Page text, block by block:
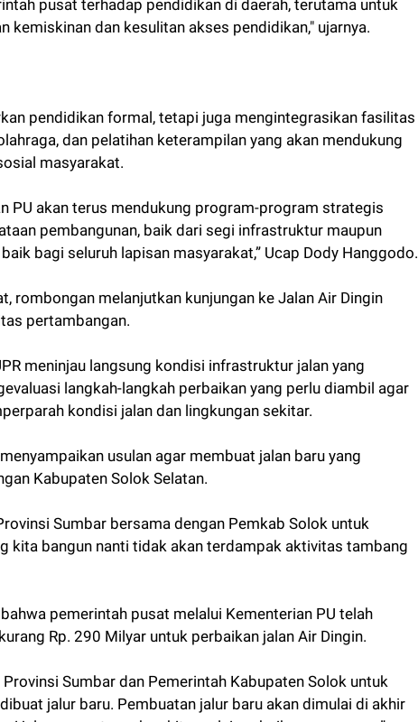
pusat terhadap pendidikan di daerah, terutama untuk
kemiskinan dan kesulitan akses pendidikan," ujarnya.
pendidikan formal, tetapi juga mengintegrasikan fasilitas
dan pelatihan keterampilan yang akan mendukung
masyarakat.
PU akan terus mendukung program-program strategis
pembangunan, baik dari segi infrastruktur maupun
bagi seluruh lapisan masyarakat,” Ucap Dody Hanggodo.
rombongan melanjutkan kunjungan ke Jalan Air Dingin
pertambangan.
meninjau langsung kondisi infrastruktur jalan yang
langkah-langkah perbaikan yang perlu diambil agar
kondisi jalan dan lingkungan sekitar.
usulan agar membuat jalan baru yang
Kabupaten Solok Selatan.
Sumbar bersama dengan Pemkab Solok untuk
kita bangun nanti tidak akan terdampak aktivitas tambang
pemerintah pusat melalui Kementerian PU telah
Rp. 290 Milyar untuk perbaikan jalan Air Dingin.
Sumbar dan Pemerintah Kabupaten Solok untuk
jalur baru. Pembuatan jalur baru akan dimulai di akhir